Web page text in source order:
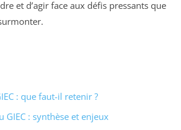
et d’agir face aux défis pressants que
: que faut-il retenir ?
GIEC : synthèse et enjeux